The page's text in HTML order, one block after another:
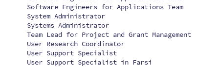
Software Engineers for Applications Team
System Administrator
Systems Administrator
Team Lead for Project and Grant Management
User Research Coordinator
User Support Specialist
User Support Specialist in Farsi